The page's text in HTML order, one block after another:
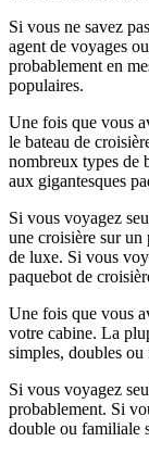
Si vous ne savez
agent de voyages
probablement en
populaires.
Une fois que vous
le bateau de
nombreux types de
aux gigantesques
Si vous voyagez
une croisière sur
de luxe. Si vous
paquebot de
Une fois que vous
votre cabine. La
simples, doubles ou
Si vous voyagez
probablement. Si
double ou familiale